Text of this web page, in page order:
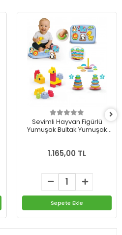
Sevimli Hayvan Figürlü
Yumuşak Bultak Yumuşak
1.165,00 TL
Sepete Ekle